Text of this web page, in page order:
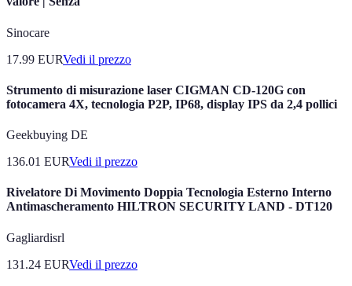
Sinocare
17.99 EURVedi il prezzo
Strumento di misurazione laser CIGMAN CD-120G con
fotocamera 4X, tecnologia P2P, IP68, display IPS da 2,4 pollici
Geekbuying DE
136.01 EURVedi il prezzo
Rivelatore Di Movimento Doppia Tecnologia Esterno Interno
Antimascheramento HILTRON SECURITY LAND - DT120
Gagliardisrl
131.24 EURVedi il prezzo